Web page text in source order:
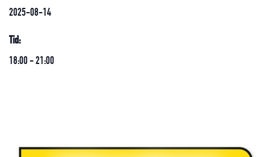
2025-08-14
Tid:
18:00 - 21:00